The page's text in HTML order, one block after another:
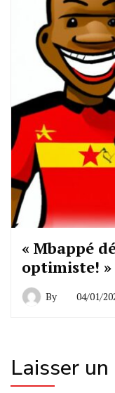
« Mbappé
optimiste! »
By 04/01/
Laisser